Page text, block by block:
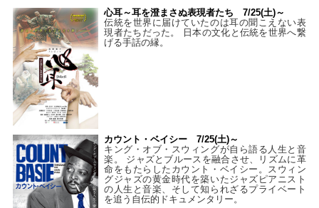
心耳～耳を澄まさぬ表現者たち 7/25(土)～
伝統を世界に届けていたのは耳の聞こえない表
現者たちだった。 日本の文化と伝統を世界へ繋
げる手話の縁。
カウント・ベイシー 7/25(土)～
キング・オブ・スウィングが自ら語る人生と音
楽。 ジャズとブルースを融合させ、リズムに革
命をもたらしたカウント・ベイシー。スウィン
グジャズの黄金時代を築いたジャズピアニスト
の人生と音楽、そして知られざるプライベート
を追う自伝的ドキュメンタリー。